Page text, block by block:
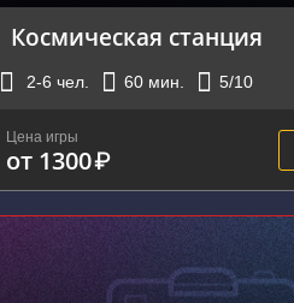
Космическая станция
2-6 чел. 60 мин. 5/10
Цена игры
от 1300₽